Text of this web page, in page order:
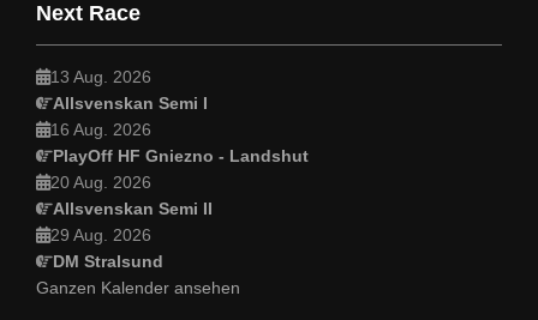
Next Race
13 Aug. 2026
Allsvenskan Semi I
16 Aug. 2026
PlayOff HF Gniezno - Landshut
20 Aug. 2026
Allsvenskan Semi II
29 Aug. 2026
DM Stralsund
Ganzen Kalender ansehen